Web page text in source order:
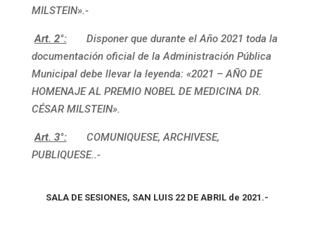
MILSTEIN».-
Art. 2°:
Disponer que durante el Año 2021 toda la
documentación oficial de la Administración Pública
Municipal debe llevar la leyenda: «2021 – AÑO DE
HOMENAJE AL PREMIO NOBEL DE MEDICINA DR.
CÉSAR MILSTEIN».
Art. 3°:
COMUNIQUESE, ARCHIVESE,
PUBLIQUESE..-
SALA DE SESIONES, SAN LUIS 22 DE ABRIL de 2021.-